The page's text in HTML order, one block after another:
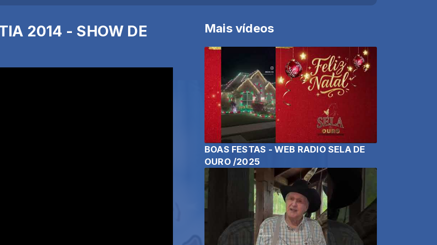
2014 - SHOW DE
Mais vídeos
BOAS FESTAS - WEB RADIO SELA DE
OURO /2025